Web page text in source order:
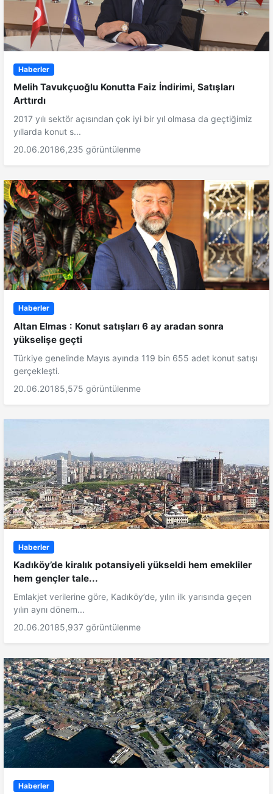
Haberler
Melih Tavukçuoğlu Konutta Faiz İndirimi, Satışları
Arttırdı
2017 yılı sektör açısından çok iyi bir yıl olmasa da geçtiğimiz
yıllarda konut s...
20.06.20186,235 görüntülenme
Haberler
Altan Elmas : Konut satışları 6 ay aradan sonra
yükselişe geçti
Türkiye genelinde Mayıs ayında 119 bin 655 adet konut satışı
gerçekleşti.
20.06.20185,575 görüntülenme
Haberler
Kadıköy’de kiralık potansiyeli yükseldi hem emekliler
hem gençler tale...
Emlakjet verilerine göre, Kadıköy’de, yılın ilk yarısında geçen
yılın aynı dönem...
20.06.20185,937 görüntülenme
Haberler